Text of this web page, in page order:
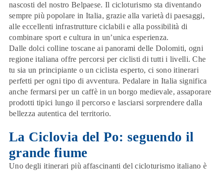
nascosti del nostro Belpaese. Il cicloturismo sta diventando
sempre più popolare in Italia, grazie alla varietà di paesaggi,
alle eccellenti infrastrutture ciclabili e alla possibilità di
combinare sport e cultura in un’unica esperienza.
Dalle dolci colline toscane ai panorami delle Dolomiti, ogni
regione italiana offre percorsi per ciclisti di tutti i livelli. Che
tu sia un principiante o un ciclista esperto, ci sonoitinerari
perfetti per ogni tipo di avventura. Pedalare in Italia significa
anche fermarsi per un caffè in un borgo medievale, assaporare
prodotti tipici lungo il percorso e lasciarsi sorprendere dalla
bellezza autentica del territorio.
La Ciclovia del Po: seguendo il
grande fiume
Uno degli itinerari più affascinanti delcicloturismo italiano è